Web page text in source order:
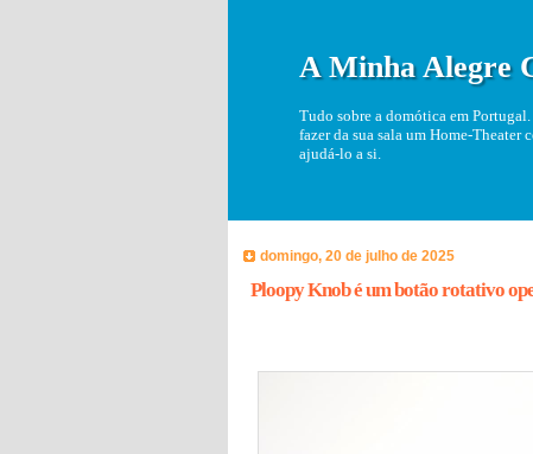
A Minha Alegre
Tudo sobre a domótica em
fazer da sua sala um Home-Theater
ajudá-lo a si.
domingo, 20 de julho de 2025
Ploopy Knob é um botão rotativo